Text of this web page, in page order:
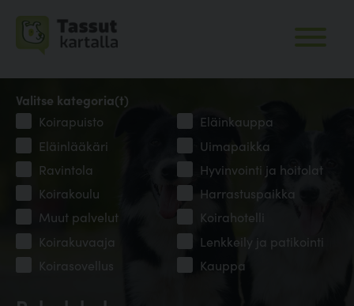
Valitse kategoria(t)
Koirapuisto
Eläinkauppa
Eläinlääkäri
Uimapaikka
Ravintola
Hyvinvointi ja hoitolat
Koirakoulu
Harrastuspaikka
Muut palvelut
Koirahotelli
Koirakuvaaja
Lenkkeily ja patikointi
Koirasovellus
Kauppa